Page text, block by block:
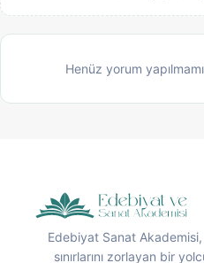
Henüz yorum
Edebiyat Sanat Akademisi,
sınırlarını zorlayan bir